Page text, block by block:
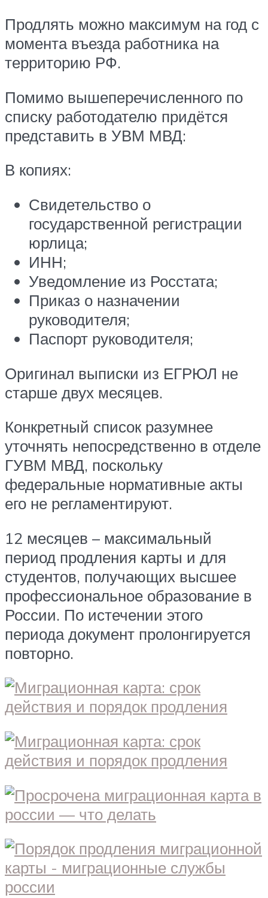
Продлять можно максимум на год с
момента въезда работника на
территорию РФ.
Помимо вышеперечисленного по
списку работодателю придётся
представить в УВМ МВД:
В копиях:
Свидетельство о
государственной регистрации
юрлица;
ИНН;
Уведомление из Росстата;
Приказ о назначении
руководителя;
Паспорт руководителя;
Оригинал выписки из ЕГРЮЛ не
старше двух месяцев.
Конкретный список разумнее
уточнять непосредственно в отделе
ГУВМ МВД, поскольку
федеральные нормативные акты
его не регламентируют.
12 месяцев – максимальный
период продления карты и для
студентов, получающих высшее
профессиональное образование в
России. По истечении этого
периода документ пролонгируется
повторно.